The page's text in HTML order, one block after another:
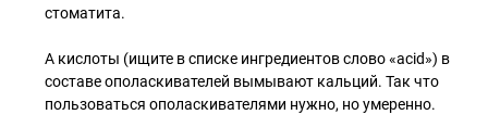
стоматита.
А кислоты (ищите в списке ингредиентов слово «acid») в
составе ополаскивателей вымывают кальций. Так что
пользоваться ополаскивателями нужно, но умеренно.